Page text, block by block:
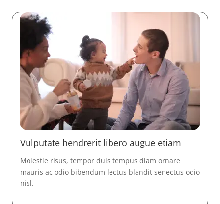
Vulputate hendrerit libero augue etiam
Molestie risus, tempor duis tempus diam ornare
mauris ac odio bibendum lectus blandit senectus odio
nisl.